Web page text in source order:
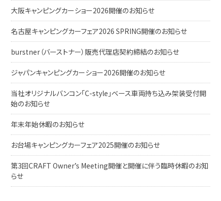
大阪キャンピングカーショー2026開催のお知らせ
名古屋キャンピングカーフェア2026 SPRING開催のお知らせ
burstner（バーストナー）販売代理店契約締結のお知らせ
ジャパンキャンピングカーショー2026開催のお知らせ
当社オリジナルバンコン「C-style」ベース車両持ち込み架装受付開
始のお知らせ
年末年始休暇のお知らせ
お台場キャンピングカーフェア2025開催のお知らせ
第3回CRAFT Owner’s Meeting開催と開催に伴う臨時休暇のお知
らせ